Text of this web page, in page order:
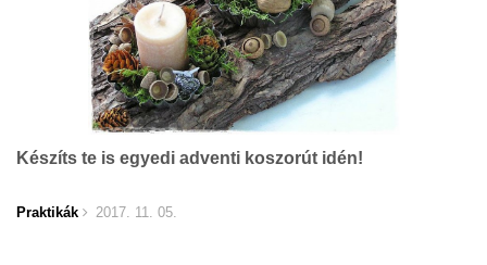
Készíts te is egyedi adventi koszorút idén!
Praktikák 2017. 11. 05.